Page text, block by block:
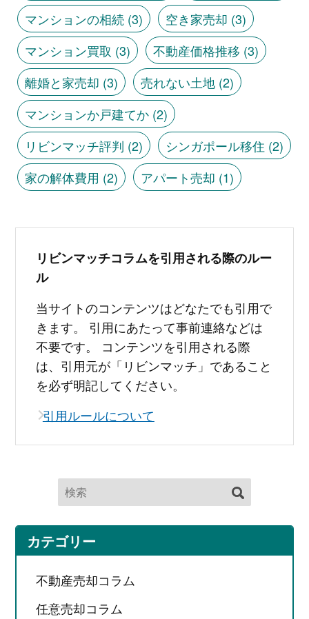
マンションの相続(3) 空き家売却 (3)
マンション買取 (3) 不動産価格推移 (3)
離婚と家売却 (3) 売れない土地(2)
マンションか戸建てか(2)
リビンマッチ評判 (2) シンガポール移住 (2)
家の解体費用 (2) アパート売却 (1)
リビンマッチコラムを引用される際のルー
ル
当サイトのコンテンツはどなたでも引用で
きます。 引用にあたって事前連絡などは
不要です。 コンテンツを引用される際
は、引用元が「リビンマッチ」であること
を必ず明記してください。
引用ルールについて
カテゴリー
不動産売却コラム
任意売却コラム